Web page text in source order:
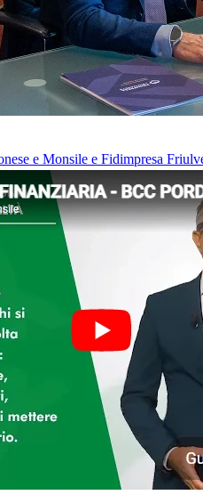
e Monsile e Fidimpresa